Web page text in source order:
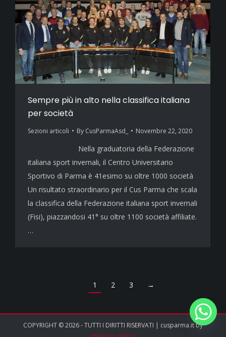
Sempre più in alto nella classifica italiana
per società
Sezioni articoli By CusParmaAsd_ Novembre 22, 2020
Nella graduatoria della Federazione
italiana sport invernali, il Centro Universitario
Sportivo di Parma è 41esimo su oltre 1000 società
Un risultato straordinario per il Cus Parma che scala
la classifica della Federazione italiana sport invernali
(Fisi), piazzandosi 41° su oltre 1100 società affiliate.
…
1 2 3 →
COPYRIGHT © 2026 - TUTTI I DIRITTI RISERVATI | cusparma.it by